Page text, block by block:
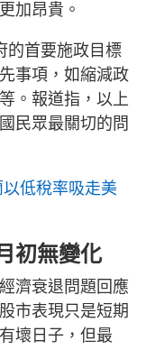
加昂貴。
的首要施政目標
事項，如縮減政
。報道指，以上
民眾最關切的問
低稅率吸走美
初無變化
濟衰退問題回應
市表現只是短期
壞日子，但最